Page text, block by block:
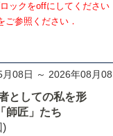
ックをoffにしてください
ご参照ください．
月08日 ～ 2026年08月08
としての私を形
師匠」たち
)